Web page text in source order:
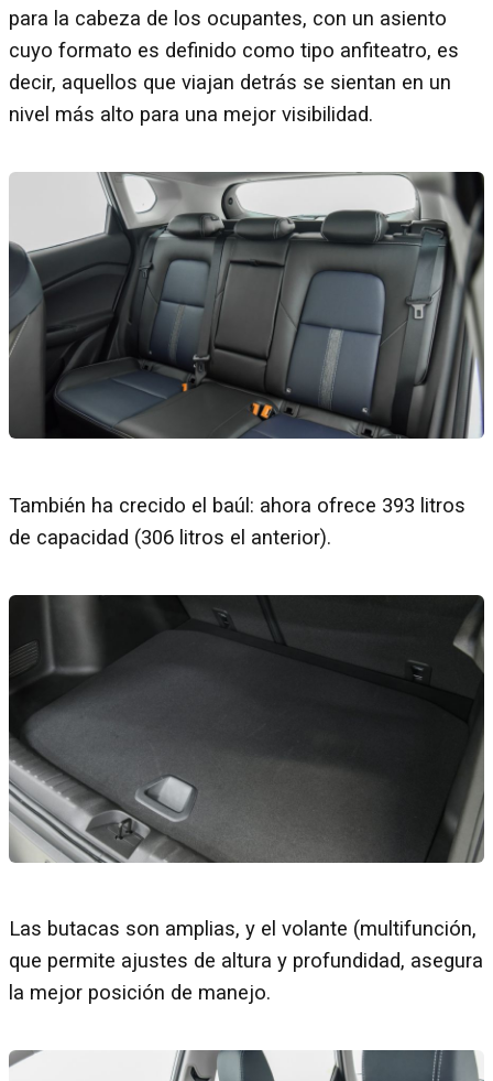
para la cabeza de los ocupantes, con un asiento
cuyo formato es definido como tipo anfiteatro, es
decir, aquellos que viajan detrás se sientan en un
nivel más alto para una mejor visibilidad.
También ha crecido el baúl: ahora ofrece 393 litros
de capacidad (306 litros el anterior).
Las butacas son amplias, y el volante (multifunción,
que permite ajustes de altura y profundidad, asegura
la mejor posición de manejo.